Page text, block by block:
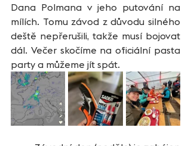
Dana Polmana v jeho putování na
mílích. Tomu závod z důvodu silného
deště nepřerušili, takže musí bojovat
dál. Večer skočíme na oficiální pasta
party a můžeme jít spát.